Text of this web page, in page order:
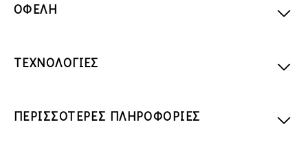
ΟΦΕΛΗ
ΤΕΧΝΟΛΟΓΙΕΣ
ΠΕΡΙΣΣΟΤΕΡΕΣ ΠΛΗΡΟΦΟΡΙΕΣ